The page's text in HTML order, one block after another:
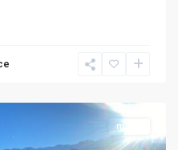
nuitée